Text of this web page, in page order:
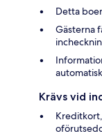
Detta
Gästerna
Krävs vid